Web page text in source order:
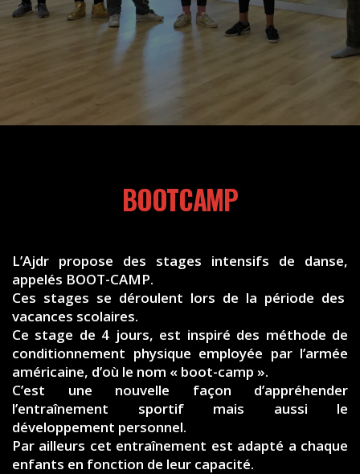
BOOTCAMP
L’Ajdr propose des stages intensifs de danse,
appelés BOOT-CAMP.
Ces stages se déroulent lors de la période des
vacances scolaires.
Ce stage de 4 jours, est inspiré des méthode de
conditionnement physique employée par l’armée
américaine, d’où le nom « boot-camp ».
C’est une nouvelle façon d’appréhender
l’entraînement sportif mais aussi le
développement personnel.
Par ailleurs cet entraînement est adapté a chaque
enfants en fonction de leur capacité.